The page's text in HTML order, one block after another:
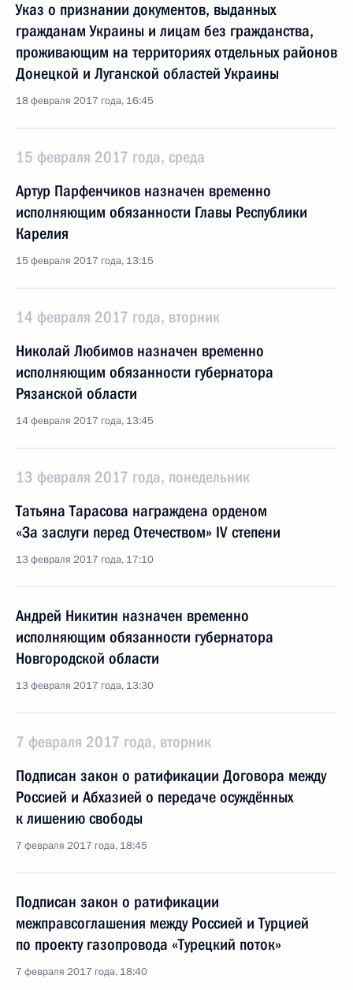
Указ о признании документов, выданных
гражданам Украины и лицам без гражданства,
проживающим на территориях отдельных районов
Донецкой и Луганской областей Украины
18 февраля 2017 года, 16:45
15 февраля 2017 года, среда
Артур Парфенчиков назначен временно
исполняющим обязанности Главы Республики
Карелия
15 февраля 2017 года, 13:15
14 февраля 2017 года, вторник
Николай Любимов назначен временно
исполняющим обязанности губернатора
Рязанской области
14 февраля 2017 года, 13:45
13 февраля 2017 года, понедельник
Татьяна Тарасова награждена орденом
«За заслуги перед Отечеством» IV степени
13 февраля 2017 года, 17:10
Андрей Никитин назначен временно
исполняющим обязанности губернатора
Новгородской области
13 февраля 2017 года, 13:30
7 февраля 2017 года, вторник
Подписан закон о ратификации Договора между
Россией и Абхазией о передаче осуждённых
к лишению свободы
7 февраля 2017 года, 18:45
Подписан закон о ратификации
межправсоглашения между Россией и Турцией
по проекту газопровода «Турецкий поток»
7 февраля 2017 года, 18:40